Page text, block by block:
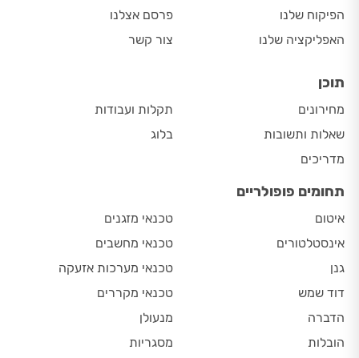
הפיקוח שלנו
האפליקציה שלנו
פרסם אצלנו
צור קשר
תוכן
מחירונים
שאלות ותשובות
מדריכים
תקלות ועבודות
בלוג
תחומים פופולריים
איטום
אינסטלטורים
גנן
דוד שמש
הדברה
הובלות
טכנאי מזגנים
טכנאי מחשבים
טכנאי מערכות אזעקה
טכנאי מקררים
מנעולן
מסגריות